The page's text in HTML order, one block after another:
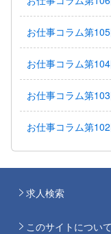
お仕事コラム第
お仕事コラム第
お仕事コラム第
お仕事コラム第
求人検索
このサイトについて